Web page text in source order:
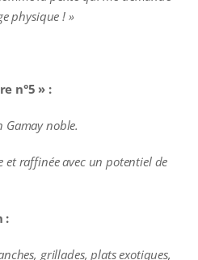
physique ! »
n°5 » :
Gamay noble.
et raffinée avec un potentiel de
:
grillades, plats exotiques,